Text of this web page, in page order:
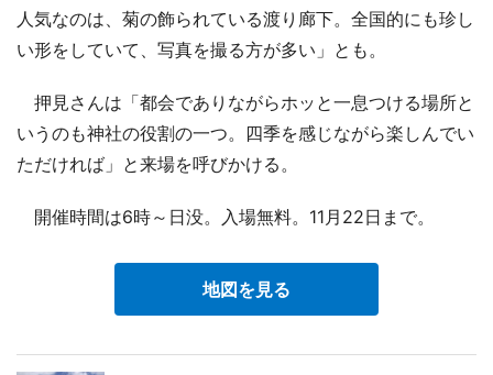
人気なのは、菊の飾られている渡り廊下。全国的にも珍し
い形をしていて、写真を撮る方が多い」とも。
押見さんは「都会でありながらホッと一息つける場所と
いうのも神社の役割の一つ。四季を感じながら楽しんでい
ただければ」と来場を呼びかける。
開催時間は6時～日没。入場無料。11月22日まで。
地図を見る